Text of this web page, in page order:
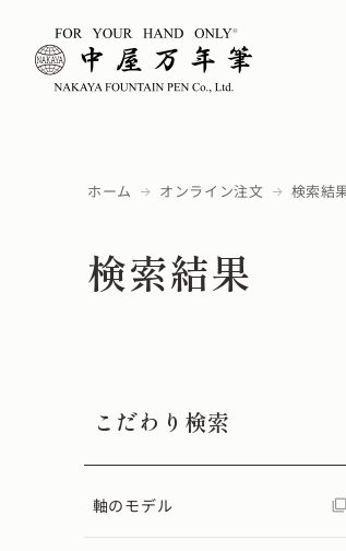
ホーム オンライン注文 検索結
検索結果
こだわり検索
軸のモデル